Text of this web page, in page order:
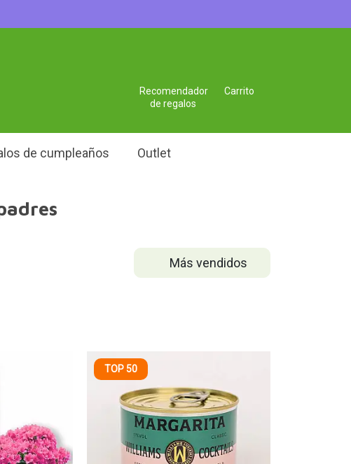
Carrito
Recomendador
de regalos
de cumpleaños Outlet
Más vendidos
TOP 50